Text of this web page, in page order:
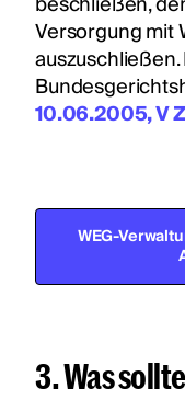
Versorgung mit
10.06.2005, V
WEG-
3. Was